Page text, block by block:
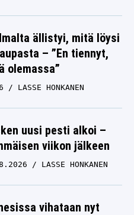
ällistyi, mitä löysi
– ”En tiennyt,
olemassa”
LASSE HONKANEN
uusi pesti alkoi –
viikon jälkeen
LASSE HONKANEN
vihataan nyt